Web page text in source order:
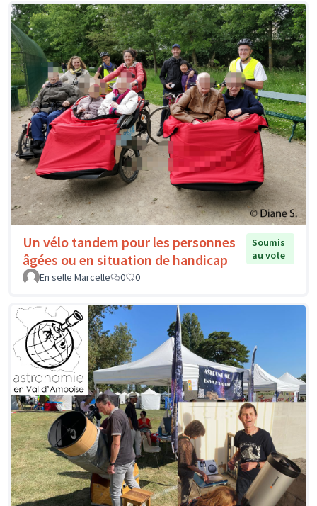
Un vélo tandem pour les personnes
âgées ou en situation de handicap
Soumis
au vote
En selle Marcelle
0 0